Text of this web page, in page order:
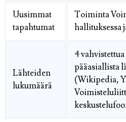
Uusimmat
tapahtumat
Toiminta
hallituksessa
Lähteiden
lukumäärä
4 vahvistettua
pääasiallista
(Wikipedia,